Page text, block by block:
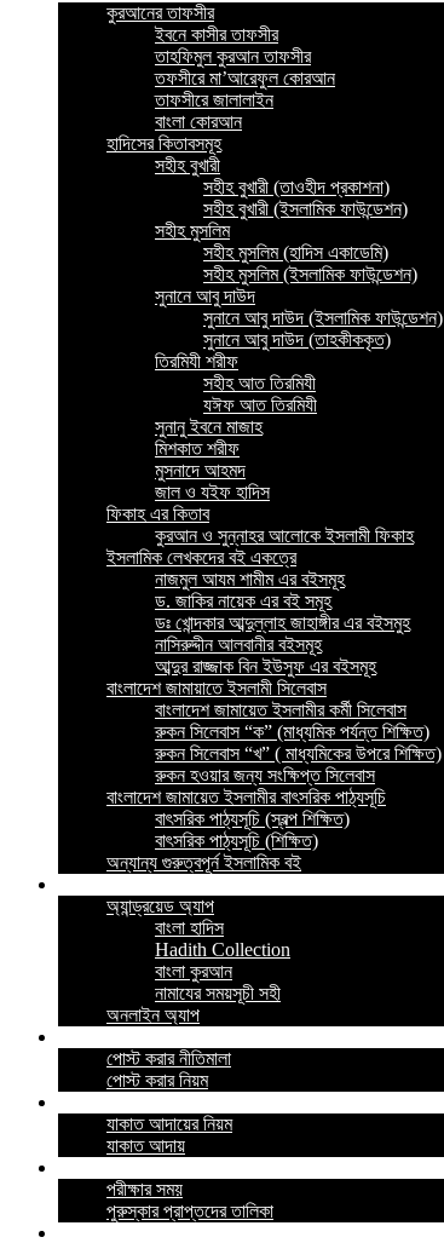
কুরআনের তাফসীর
ইবনে কাসীর তাফসীর
তাহফিমুল কুরআন তাফসীর
তফসীরে মা’আরেফুল কোরআন
তাফসীরে জালালাইন
বাংলা কোরআন
হাদিসের কিতাবসমূহ
সহীহ বুখারী
সহীহ বুখারী (তাওহীদ প্রকাশনা)
সহীহ বুখারী (ইসলামিক ফাউন্ডেশন)
সহীহ মুসলিম
সহীহ মুসলিম (হাদিস একাডেমি)
সহীহ মুসলিম (ইসলামিক ফাউন্ডেশন)
সুনানে আবু দাউদ
সুনানে আবু দাউদ (ইসলামিক ফাউন্ডেশন)
সুনানে আবু দাউদ (তাহকীককৃত)
তিরমিযী শরীফ
সহীহ আত তিরমিযী
যঈফ আত তিরমিযী
সুনানু ইবনে মাজাহ
মিশকাত শরীফ
মুসনাদে আহমদ
জাল ও যইফ হাদিস
ফিকাহ এর কিতাব
কুরআন ও সুন্নাহর আলোকে ইসলামী ফিকাহ
ইসলামিক লেখকদের বই একত্রে
নাজমুল আযম শামীম এর বইসমূহ
ড. জাকির নায়েক এর বই সমূহ
ডঃ খোন্দকার আব্দুল্লাহ জাহাঙ্গীর এর বইসমুহ
নাসিরুদ্দীন আলবানীর বইসমূহ
আব্দুর রাজ্জাক বিন ইউসুফ এর বইসমূহ
বাংলাদেশ জামায়াতে ইসলামী সিলেবাস
বাংলাদেশ জামায়েত ইসলামীর কর্মী সিলেবাস
রুকন সিলেবাস “ক” (মাধ্যমিক পর্যন্ত শিক্ষিত)
রুকন সিলেবাস “খ” ( মাধ্যমিকের উপরে শিক্ষিত)
রুকন হওয়ার জন্য সংক্ষিপ্ত সিলেবাস
বাংলাদেশ জামায়েত ইসলামীর বাৎসরিক পাঠ্যসূচি
বাৎসরিক পাঠ্যসূচি (স্বল্প শিক্ষিত)
বাৎসরিক পাঠ্যসূচি (শিক্ষিত)
অন্যান্য গুরুত্বপূর্ন ইসলামিক বই
অ্যান্ড্রয়েড অ্যাপ
বাংলা হাদিস
Hadith Collection
বাংলা কুরআন
নামাযের সময়সূচী সহী
অনলাইন অ্যাপ
পোস্ট করার নীতিমালা
পোস্ট করার নিয়ম
যাকাত আদায়ের নিয়ম
যাকাত আদায়
পরীক্ষার সময়
পুরুস্কার প্রাপ্তদের তালিকা